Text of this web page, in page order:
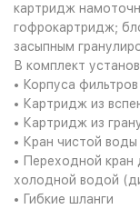
картридж
гофрокартридж;
засыпным
В комплект
• Корпуса
• Картридж из
• Картридж из
• Кран чистой воды
• Переходной кран
холодной водой
• Гибкие шланги